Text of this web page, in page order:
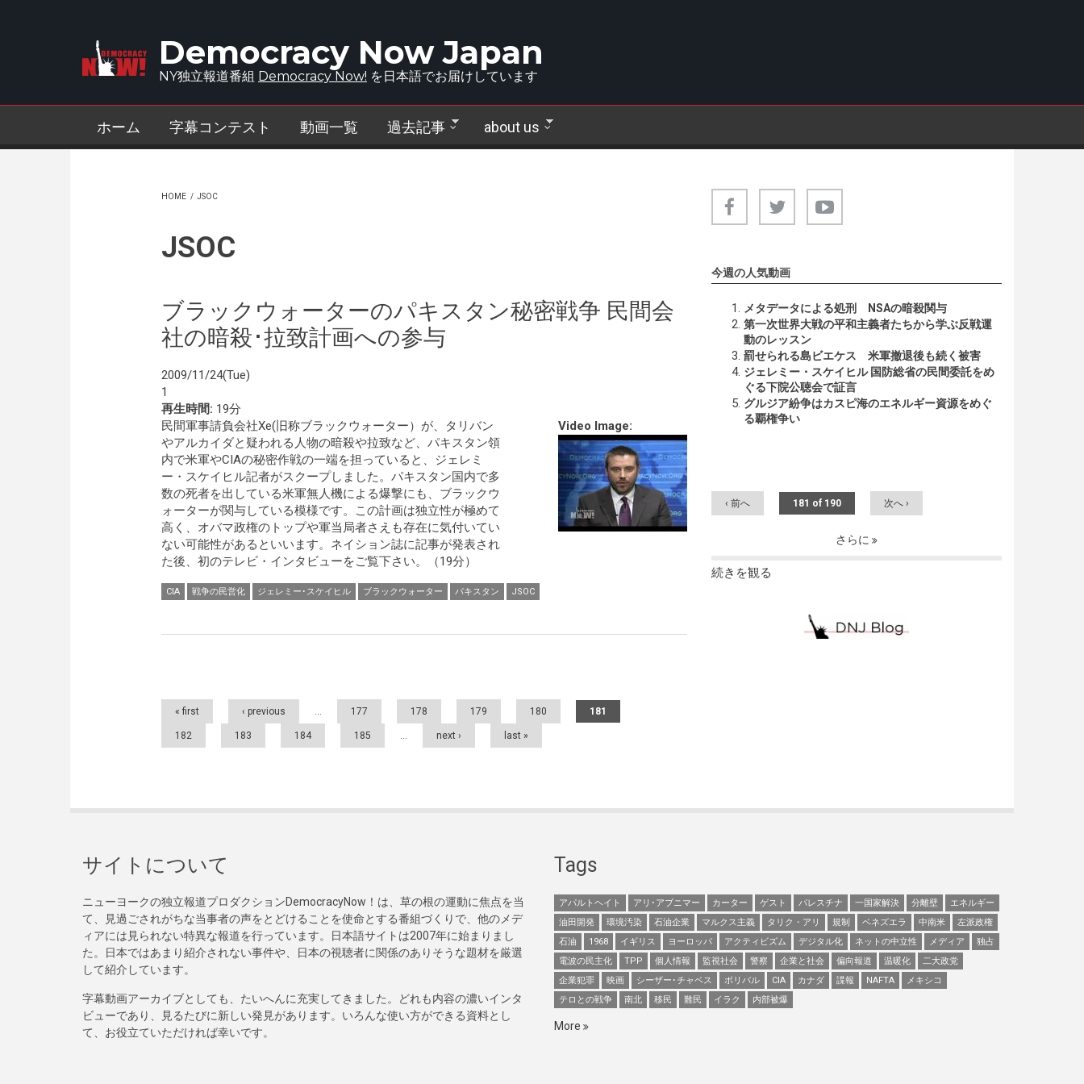
Democracy Now Japan
NY独立報道番組 Democracy Now! を日本語でお届けしています
ホーム 字幕コンテスト 動画一覧 過去記事 about us
HOME / JSOC
JSOC
ブラックウォーターのパキスタン秘密戦争 民間会
社の暗殺･拉致計画への参与
2009/11/24(Tue)
1
再生時間: 19分
Video Image:
民間軍事請負会社Xe(旧称ブラックウォーター）が、タリバン
やアルカイダと疑われる人物の暗殺や拉致など、パキスタン領
内で米軍やCIAの秘密作戦の一端を担っていると、ジェレミ
ー・スケイヒル記者がスクープしました。パキスタン国内で多
数の死者を出している米軍無人機による爆撃にも、ブラックウ
ォーターが関与している模様です。この計画は独立性が極めて
高く、オバマ政権のトップや軍当局者さえも存在に気付いてい
ない可能性があるといいます。ネイション誌に記事が発表され
た後、初のテレビ・インタビューをご覧下さい。（19分）
CIA 戦争の民営化 ジェレミー･スケイヒル ブラックウォーター パキスタン JSOC
Pages
« first ‹ previous … 177 178 179 180 181
182 183 184 185 … next › last »
今週の人気動画
メタデータによる処刑 NSAの暗殺関与
第一次世界大戦の平和主義者たちから学ぶ反戦運
動のレッスン
罰せられる島ビエケス 米軍撤退後も続く被害
ジェレミー・スケイヒル 国防総省の民間委託をめ
ぐる下院公聴会で証言
グルジア紛争はカスピ海のエネルギー資源をめぐ
る覇権争い
‹ 前へ 181 of 190 次へ ›
さらに
続きを観る
サイトについて
ニューヨークの独立報道プロダクションDemocracyNow！は、草の根の運動に焦点を当
て、見過ごされがちな当事者の声をとどけることを使命とする番組づくりで、他のメデ
ィアには見られない特異な報道を行っています。日本語サイトは2007年に始まりまし
た。日本ではあまり紹介されない事件や、日本の視聴者に関係のありそうな題材を厳選
して紹介しています。
字幕動画アーカイブとしても、たいへんに充実してきました。どれも内容の濃いインタ
ビューであり、見るたびに新しい発見があります。いろんな使い方ができる資料とし
て、お役立ていただければ幸いです。
Tags
アパルトヘイト アリ･アブニマー カーター ゲスト パレスチナ 一国家解決 分離壁
エネルギー
油田開発
環境汚染 石油企業 マルクス主義 タリク・アリ 規制 ベネズエラ 中南米
左派政権
石油
1968 イギリス ヨーロッパ アクティビズム デジタル化 ネットの中立性 メディア
独占
電波の民主化
TPP 個人情報 監視社会 警察 企業と社会 偏向報道 温暖化
二大政党
企業犯罪
映画 シーザー･チャベス ボリバル CIA カナダ 諜報 NAFTA
メキシコ
テロとの戦争
南北 移民 難民 イラク 内部被爆
More